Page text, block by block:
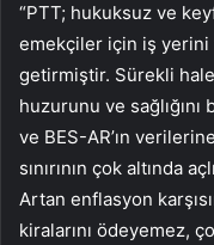
“PTT; hukuksuz ve
emekçiler için iş yerini
getirmiştir. Sürekli
huzurunu ve
ve BES-AR’ın
sınırının çok altında
Artan enflasyon
kiralarını ödeyemez,